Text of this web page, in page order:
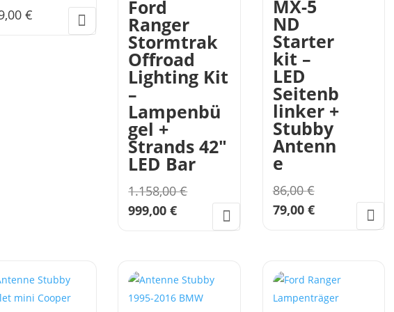
€ Ford
Ranger
Stormtrak
Offroad
Lighting Kit
–
Lampenbü
gel +
Strands 42″
LED Bar
1.158,00€Ursprünglicher
Preis
999,00€Aktueller
MX-5
ND
Starter
kit –
LED
Seitenb
linker +
Stubby
Antenn
e
86,00€Ursprünglicher
Preis
79,00 €Aktueller